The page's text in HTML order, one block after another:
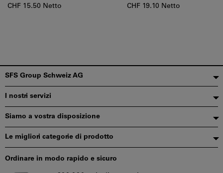
CHF 15.50 Netto
CHF 19.10 Netto
Piè
di
pagina
SFS Group Schweiz AG
I nostri servizi
Siamo a vostra disposizione
Le migliori categorie di prodotto
Ordinare in modo rapido e sicuro